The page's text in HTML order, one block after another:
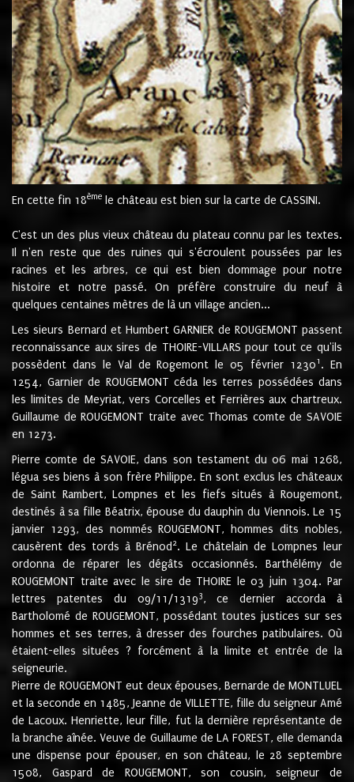
En cette fin 18ème le château est bien sur la carte de CASSINI.
C'est un des plus vieux château du plateau connu par les textes.
Il n'en reste que des ruines qui s'écroulent poussées par les
racines et les arbres, ce qui est bien dommage pour notre
histoire et notre passé. On préfère construire du neuf à
quelques centaines mètres de là un village ancien...
Les sieurs Bernard et Humbert GARNIER de ROUGEMONT passent
reconnaissance aux sires de THOIRE-VILLARS pour tout ce qu'ils
possèdent dans le Val de Rogemont le 05 février 12301 . En
1254, Garnier de ROUGEMONT céda les terres possédées dans
les limites de Meyriat, vers Corcelles et Ferrières aux chartreux.
Guillaume de ROUGEMONT traite avec Thomas comte de SAVOIE
en 1273.
Pierre comte de SAVOIE, dans son testament du 06 mai 1268,
légua ses biens à son frère Philippe. En sont exclus les châteaux
de Saint Rambert, Lompnes et les fiefs situés à Rougemont,
destinés à sa fille Béatrix, épouse du dauphin du Viennois. Le 15
janvier 1293, des nommés ROUGEMONT, hommes dits nobles,
causèrent des tords à Brénod 2. Le châtelain de Lompnes leur
ordonna de réparer les dégâts occasionnés. Barthélémy de
ROUGEMONT traite avec le sire de THOIRE le 03 juin 1304. Par
lettres patentes du 09/11/13193, ce dernier accorda à
Bartholomé de ROUGEMONT, possédant toutes justices sur ses
hommes et ses terres, à dresser des fourches patibulaires. Où
étaient-elles situées ? forcément à la limite et entrée de la
seigneurie.
Pierre de ROUGEMONT eut deux épouses, Bernarde de MONTLUEL
et la seconde en 1485, Jeanne de VILLETTE, fille du seigneur Amé
de Lacoux. Henriette, leur fille, fut la dernière représentante de
la branche aînée. Veuve de Guillaume de LA FOREST, elle demanda
une dispense pour épouser, en son château, le 28 septembre
1508, Gaspard de ROUGEMONT, son cousin, seigneur de